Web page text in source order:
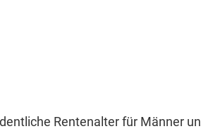
Rentenalter für Männer